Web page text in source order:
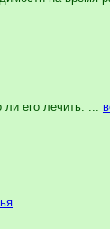
ли его лечить. ...